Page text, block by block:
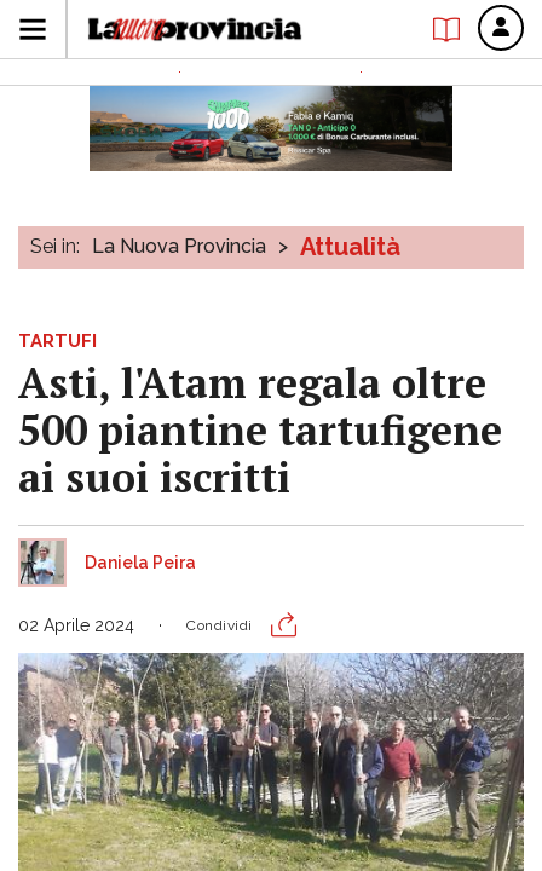
Sei in: La Nuova Provincia > Attualità
TARTUFI
Asti, l'Atam regala oltre
500 piantine tartufigene
ai suoi iscritti
Daniela Peira
02 Aprile 2024 Condividi